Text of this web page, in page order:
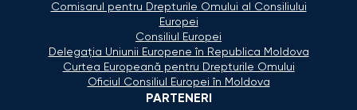
Comisarul pentru Drepturile Omului al Consiliului
Europei
Consiliul Europei
Delegaţia Uniunii Europene în Republica Moldova
Curtea Europeană pentru Drepturile Omului
Oficiul Consiliul Europei în Moldova
PARTENERI